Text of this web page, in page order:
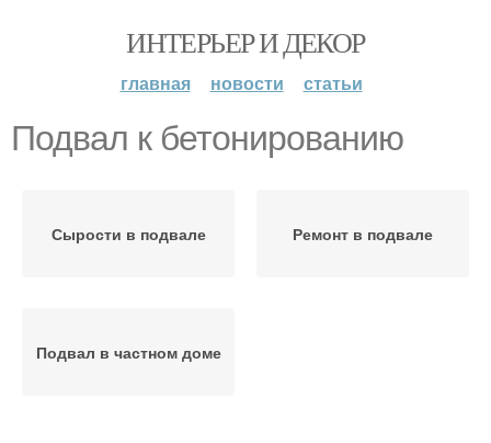
ИНТЕРЬЕР И ДЕКОР
главная новости статьи
Подвал к бетонированию
Сырости в подвале Ремонт в подвале
Подвал в частном доме